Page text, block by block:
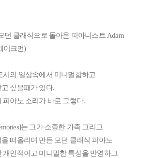
던 클래식으로 돌아온 피아니스트 Adam
이크먼)
시의 일상속에서 미니멀함하고
싶을때가 있다.
피아노 소리가 바로 그렇다.
는 그가 소중한 가족 그리고
떠올리며 만든 모던 클래식 피아노
개인적이고 미니멀한 특성을 반영하고